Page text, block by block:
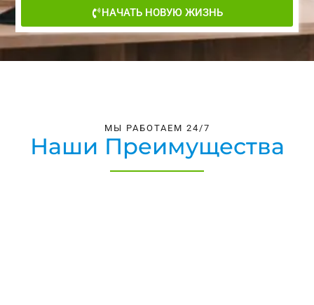
НАЧАТЬ НОВУЮ ЖИЗНЬ
МЫ РАБОТАЕМ 24/7
Наши Преимущества